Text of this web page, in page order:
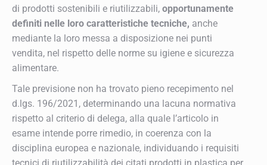
di prodotti sostenibili e riutilizzabili, opportunamente
definiti nelle loro caratteristiche tecniche, anche
mediante la loro messa a disposizione nei punti
vendita, nel rispetto delle norme su igiene e sicurezza
alimentare.
Tale previsione non ha trovato pieno recepimento nel
d.lgs. 196/2021, determinando una lacuna normativa
rispetto al criterio di delega, alla quale l’articolo in
esame intende porre rimedio, in coerenza con la
disciplina europea e nazionale, individuando i requisiti
tecnici di riutilizzabilità dei citati prodotti in plastica per